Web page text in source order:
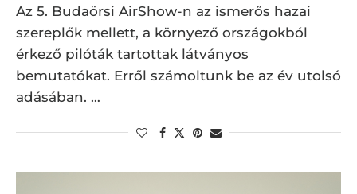
Az 5. Budaörsi AirShow-n az ismerős hazai
szereplők mellett, a környező országokból
érkező pilóták tartottak látványos
bemutatókat. Erről számoltunk be az év utolsó
adásában. …